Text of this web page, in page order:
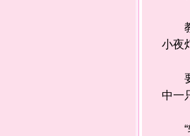
教
小夜
要
中一
“软